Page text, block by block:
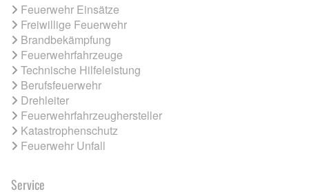
Feuerwehr Einsätze
Freiwillige Feuerwehr
Brandbekämpfung
Feuerwehrfahrzeuge
Technische Hilfeleistung
Berufsfeuerwehr
Drehleiter
Feuerwehrfahrzeughersteller
Katastrophenschutz
Feuerwehr Unfall
Service